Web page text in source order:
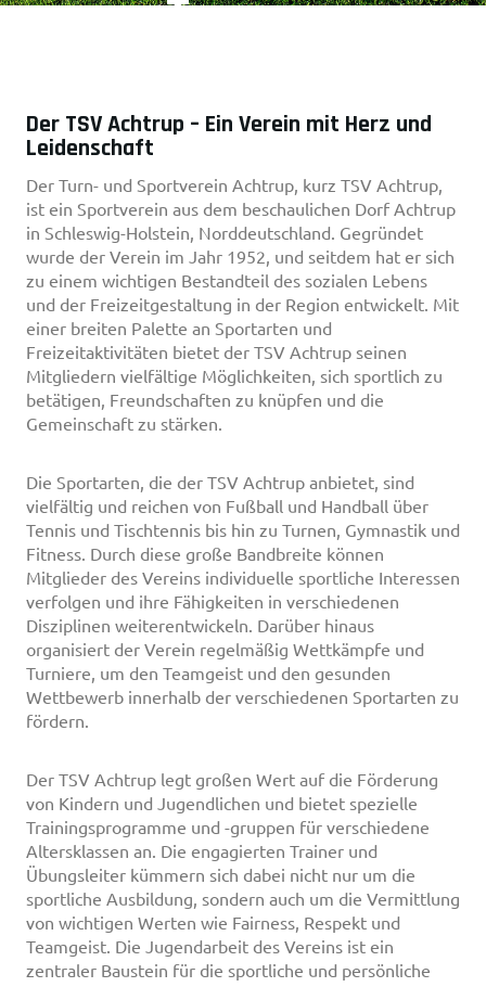
Teamg
Eist
Der TSV Achtrup – Ein Verein mit Herz und
Leidenschaft
Der Turn- und Sportverein Achtrup, kurz TSV Achtrup,
ist ein Sportverein aus dem beschaulichen Dorf Achtrup
in Schleswig-Holstein, Norddeutschland. Gegründet
wurde der Verein im Jahr 1952, und seitdem hat er sich
zu einem wichtigen Bestandteil des sozialen Lebens
und der Freizeitgestaltung in der Region entwickelt. Mit
einer breiten Palette an Sportarten und
Freizeitaktivitäten bietet der TSV Achtrup seinen
Mitgliedern vielfältige Möglichkeiten, sich sportlich zu
betätigen, Freundschaften zu knüpfen und die
Gemeinschaft zu stärken.
Die Sportarten, die der TSV Achtrup anbietet, sind
vielfältig und reichen von Fußball und Handball über
Tennis und Tischtennis bis hin zu Turnen, Gymnastik und
Fitness. Durch diese große Bandbreite können
Mitglieder des Vereins individuelle sportliche Interessen
verfolgen und ihre Fähigkeiten in verschiedenen
Disziplinen weiterentwickeln. Darüber hinaus
organisiert der Verein regelmäßig Wettkämpfe und
Turniere, um den Teamgeist und den gesunden
Wettbewerb innerhalb der verschiedenen Sportarten zu
fördern.
Der TSV Achtrup legt großen Wert auf die Förderung
von Kindern und Jugendlichen und bietet spezielle
Trainingsprogramme und -gruppen für verschiedene
Altersklassen an. Die engagierten Trainer und
Übungsleiter kümmern sich dabei nicht nur um die
sportliche Ausbildung, sondern auch um die Vermittlung
von wichtigen Werten wie Fairness, Respekt und
Teamgeist. Die Jugendarbeit des Vereins ist ein
zentraler Baustein für die sportliche und persönliche